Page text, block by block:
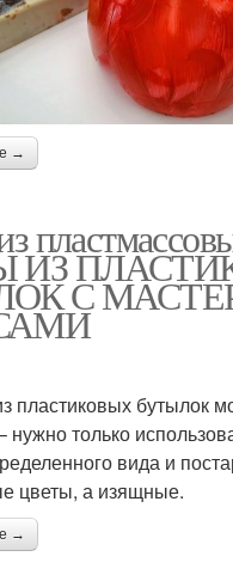
→
ИЗ
С
пластиковых бутылок
только
вида и
цветы, а изящные.
→